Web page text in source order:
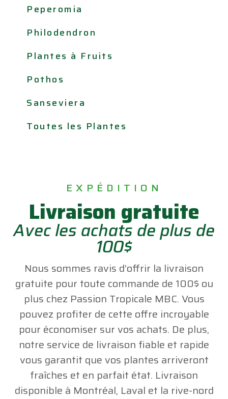
Peperomia
Philodendron
Plantes à Fruits
Pothos
Sanseviera
Toutes les Plantes
EXPÉDITION
Livraison gratuite
Avec les achats de plus de
100$
Nous sommes ravis d’offrir la livraison
gratuite pour toute commande de 100$ ou
plus chez Passion Tropicale MBC. Vous
pouvez profiter de cette offre incroyable
pour économiser sur vos achats. De plus,
notre service de livraison fiable et rapide
vous garantit que vos plantes arriveront
fraîches et en parfait état. Livraison
disponible à Montréal, Laval et la rive-nord